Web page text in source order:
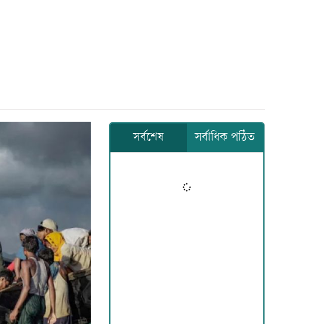
সর্বশেষ সর্বাধিক পঠিত